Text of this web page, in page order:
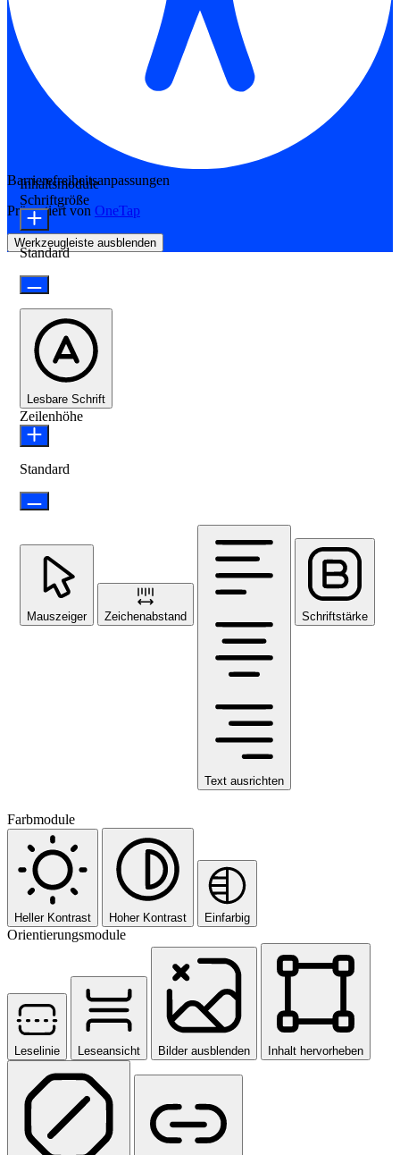
Barrierefreiheitsanpassungen
Präsentiert von OneTap
Werkzeugleiste ausblenden
Inhaltsmodule
Schriftgröße
Standard
Lesbare Schrift
Zeilenhöhe
Standard
Mauszeiger Zeichenabstand
Text ausrichten
Schriftstärke
Farbmodule
Heller Kontrast Hoher Kontrast Einfarbig
Orientierungsmodule
Leselinie Leseansicht Bilder ausblenden Inhalt hervorheben